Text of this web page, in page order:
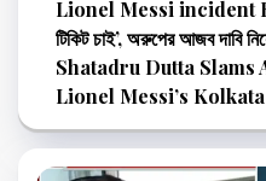
Lionel Messi incident
টিকিট চাই’, অরুপের আজব দাবি
Shatadru Dutta Slams
Lionel Messi’s